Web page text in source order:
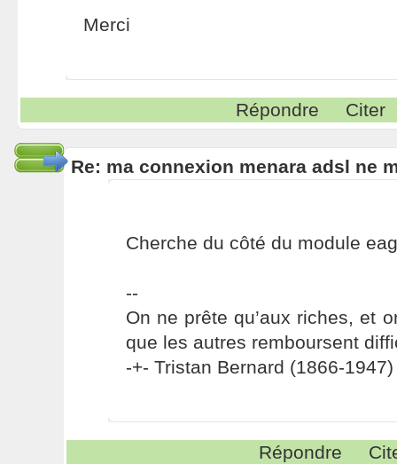
Merci
Répondre Citer
Re: ma connexion menara adsl ne
Cherche du côté du module
--
On ne prête qu’aux riches, et
que les autres remboursent
-+- Tristan Bernard (1866-1947)
Répondre